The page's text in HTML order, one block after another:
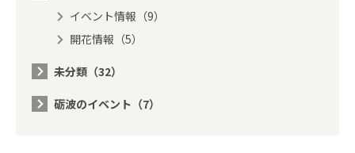
イベント情報（9）
開花情報（5）
未分類（32）
砺波のイベント（7）